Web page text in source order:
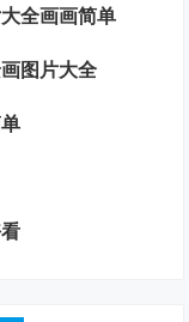
全画画简单
图片大全